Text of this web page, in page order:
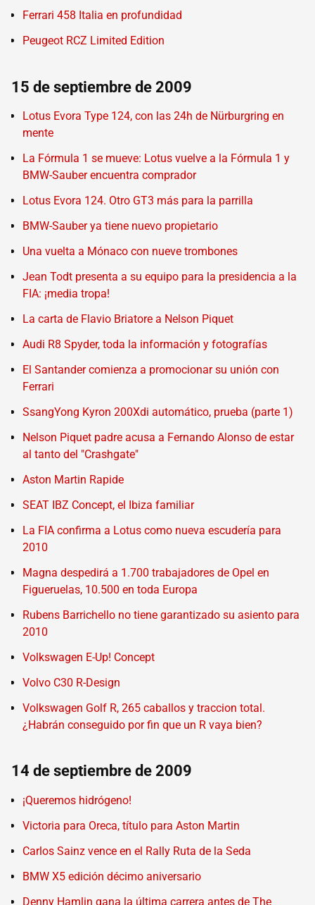
Ferrari 458 Italia en profundidad
Peugeot RCZ Limited Edition
15 de septiembre de 2009
Lotus Evora Type 124, con las 24h de Nürburgring en
mente
La Fórmula 1 se mueve: Lotus vuelve a la Fórmula 1 y
BMW-Sauber encuentra comprador
Lotus Evora 124. Otro GT3 más para la parrilla
BMW-Sauber ya tiene nuevo propietario
Una vuelta a Mónaco con nueve trombones
Jean Todt presenta a su equipo para la presidencia a la
FIA: ¡media tropa!
La carta de Flavio Briatore a Nelson Piquet
Audi R8 Spyder, toda la información y fotografías
El Santander comienza a promocionar su unión con
Ferrari
SsangYong Kyron 200Xdi automático, prueba (parte 1)
Nelson Piquet padre acusa a Fernando Alonso de estar
al tanto del "Crashgate"
Aston Martin Rapide
SEAT IBZ Concept, el Ibiza familiar
La FIA confirma a Lotus como nueva escudería para
2010
Magna despedirá a 1.700 trabajadores de Opel en
Figueruelas, 10.500 en toda Europa
Rubens Barrichello no tiene garantizado su asiento para
2010
Volkswagen E-Up! Concept
Volvo C30 R-Design
Volkswagen Golf R, 265 caballos y traccion total.
¿Habrán conseguido por fin que un R vaya bien?
14 de septiembre de 2009
¡Queremos hidrógeno!
Victoria para Oreca, título para Aston Martin
Carlos Sainz vence en el Rally Ruta de la Seda
BMW X5 edición décimo aniversario
Denny Hamlin gana la última carrera antes de The